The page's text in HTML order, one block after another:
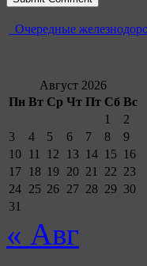
Очередные
Август 2026
Пн Вт Ср Чт Пт Сб Вс
1
2
3
4 5 6 7 8
9
10
11 12 13 14 15 16
17
18 19 20 21 22 23
24 25 26 27 28 29 30
31
« Авг